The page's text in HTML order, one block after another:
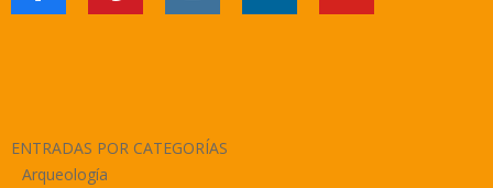
ENTRADAS POR CATEGORÍAS
Arqueología